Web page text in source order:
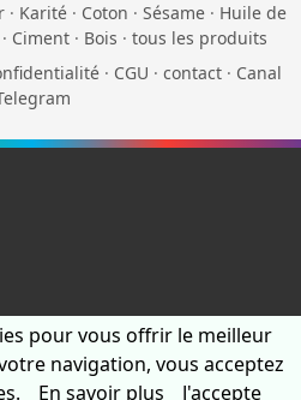
· Karité · Coton · Sésame · Huile de
Ciment· Bois · tous les produits
· CGU · contact · Canal
pour vous offrir le meilleur
navigation, vous acceptez
En savoir plus J'accepte